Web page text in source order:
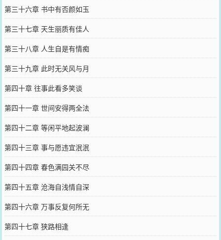
第三十六章 书中有否颜如玉
第三十七章 天生丽质有佳人
第三十八章 人生自是有情痴
第三十九章 此时无关风与月
第四十章 往事此看多笑谈
第四十一章 世间安得两全法
第四十二章 等闲平地起波澜
第四十三章 事与愿违宜泯泯
第四十四章 春色满园关不尽
第四十五章 沧海自浅情自深
第四十六章 万事反复何所无
第四十七章 狭路相逢